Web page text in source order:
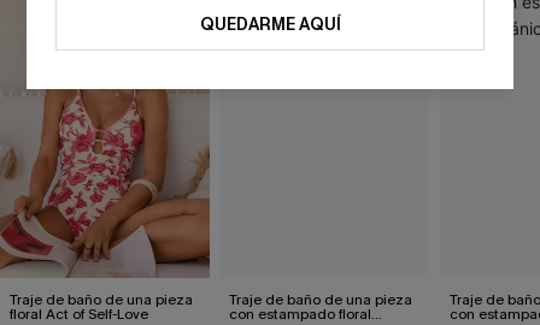
Traje de baño de una pieza
floral Act of Self-Love
Traje de baño de una pieza
con estampado floral
Traje de
con
QUEDARME AQUÍ